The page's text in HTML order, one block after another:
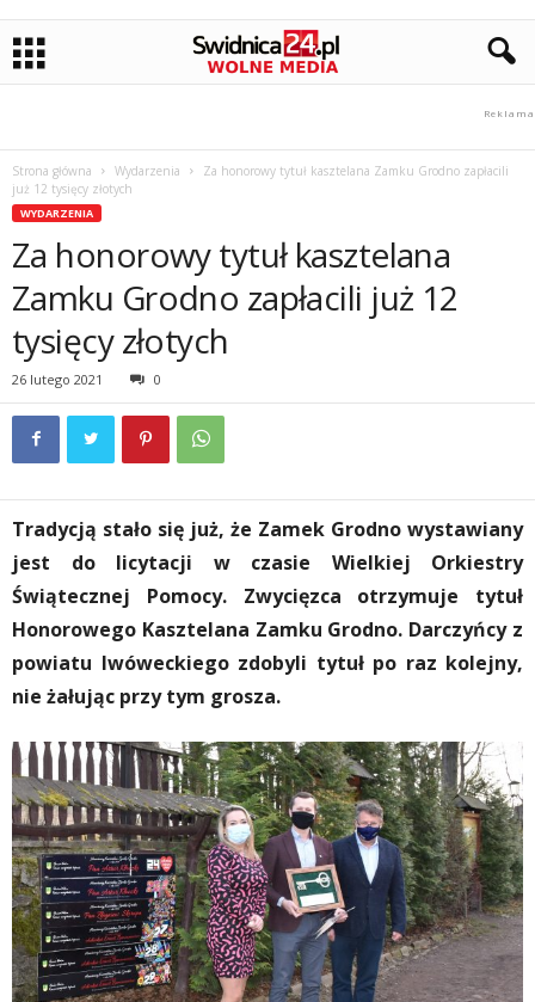
Strona główna Wydarzenia
Za honorowy tytuł kasztelana Zamku Grodno zapłacili
już 12 tysięcy złotych
WYDARZENIA
Za honorowy tytuł kasztelana
Zamku Grodno zapłacili już 12
tysięcy złotych
26 lutego 2021 0
Tradycją stało się już, że Zamek Grodno wystawiany
jest do licytacji w czasie Wielkiej Orkiestry
Świątecznej Pomocy. Zwycięzca otrzymuje tytuł
Honorowego Kasztelana Zamku Grodno. Darczyńcy z
powiatu lwóweckiego zdobyli tytuł po raz kolejny,
nie żałując przy tym grosza.